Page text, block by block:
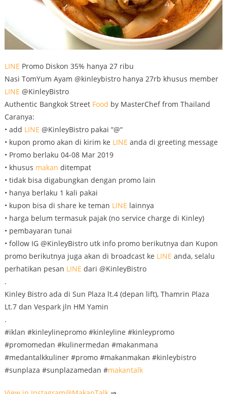
LINE Promo Diskon 35% hanya 27 ribu
Nasi TomYum Ayam @kinleybistro hanya 27rb khusus member
LINE @KinleyBistro
Authentic Bangkok Street Food by MasterChef from Thailand
Caranya:
• add LINE @KinleyBistro pakai “@“
• kupon promo akan di kirim ke LINE anda di greeting message
• Promo berlaku 04-08 Mar 2019
• khusus makan ditempat
• tidak bisa digabungkan dengan promo lain
• hanya berlaku 1 kali pakai
• kupon bisa di share ke teman LINE lainnya
• harga belum termasuk pajak (no service charge di Kinley)
• pembayaran tunai
• follow IG @KinleyBistro utk info promo berikutnya dan Kupon
promo berikutnya juga akan di broadcast ke LINE anda, selalu
perhatikan pesan LINE dari @KinleyBistro
.
Kinley Bistro ada di Sun Plaza lt.4 (depan lift), Thamrin Plaza
Lt.7 dan Vespark jln HM Yamin
.
#iklan #kinleylinepromo #kinleyline #kinleypromo
#promomedan #kulinermedan #makanmana
#medantalkkuliner #promo #makanmakan #kinleybistro
#sunplaza #sunplazamedan #makantalk